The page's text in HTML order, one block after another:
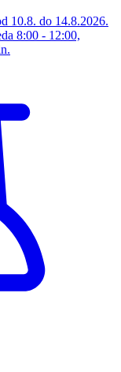
10.8. do 14.8.2026.
8:00 - 12:00,